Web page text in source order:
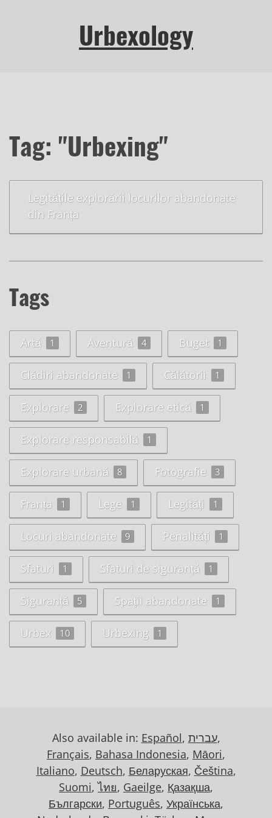
Urbexology
Tag: "Urbexing"
Legitățile explorării locurilor abandonate
din Franța
Tags
Artă 1 Aventură 4 Buget 1
Clădiri abandonate 1 Călătorii 1
Explorare 2 Explorare etică 1
Explorare responsabilă 1
Explorare urbană 8 Fotografie 3
Franța 1 Lege 1 Legități 1
Locuri abandonate 9 Penalități 1
Sfaturi 1 Sfaturi de siguranță 1
Siguranță 5 Spații abandonate 1
Urbex 10 Urbexing 1
Also available in: Español, עברית,
Français, Bahasa Indonesia, Māori,
Italiano, Deutsch, Беларуская, Čeština,
Suomi,ไทย, Gaeilge, Қазақша,
Български, Português, Українська,